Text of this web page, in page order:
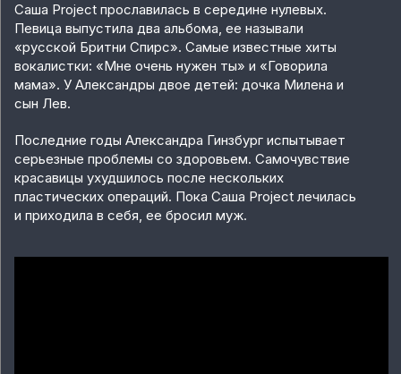
Саша Project прославилась в середине нулевых.
Певица выпустила два альбома, ее называли
«русской Бритни Спирс». Самые известные хиты
вокалистки: «Мне очень нужен ты» и «Говорила
мама». У Александры двое детей: дочка Милена и
сын Лев.
Последние годы Александра Гинзбург испытывает
серьезные проблемы со здоровьем. Самочувствие
красавицы ухудшилось после нескольких
пластических операций. Пока Саша Project лечилась
и приходила в себя, ее бросил муж.